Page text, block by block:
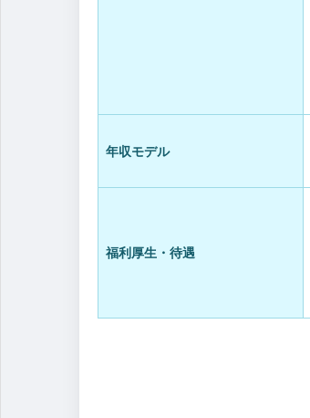
年収モデル
福利厚生・待遇